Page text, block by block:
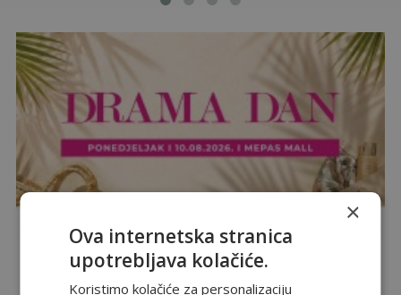
Drama Dan u Mepas Mallu
×
Ova internetska stranica
upotrebljava kolačiće.
Koristimo kolačiće za personalizaciju